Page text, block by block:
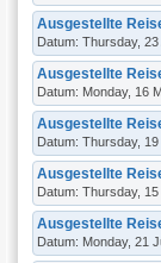
Ausgestellte
Datum: Thursday, 23
Ausgestellte
Datum: Monday, 16
Ausgestellte
Datum: Thursday,
Ausgestellte
Datum: Thursday,
Ausgestellte
Datum: Monday, 21